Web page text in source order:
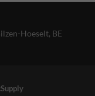
Hoeselt, BE